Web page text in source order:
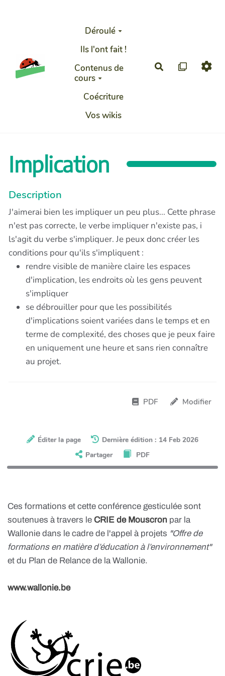
Déroulé
Ils l'ont fait !
Contenus de
cours
Coécriture
Vos wikis
Rechercher
Implication
Description
J'aimerai bien les impliquer un peu plus... Cette phrase
n'est pas correcte, le verbe impliquer n'existe pas, i
ls'agit du verbe s'impliquer. Je peux donc créer les
conditions pour qu'ils s'impliquent :
rendre visible de manière claire les espaces
d'implication, les endroits où les gens peuvent
s'impliquer
se débrouiller pour que les possibilités
d'implications soient variées dans le temps et en
terme de complexité, des choses que je peux faire
en uniquement une heure et sans rien connaître
au projet.
PDF Modifier
Éditer la page
Dernière édition : 14 Feb 2026
Partager
PDF